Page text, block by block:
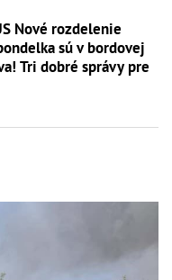
Nové rozdelenie
sú v bordovej
Tri dobré správy pre